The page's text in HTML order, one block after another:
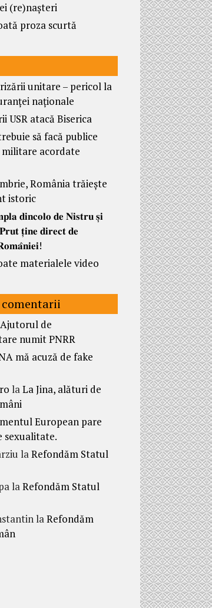
(re)nașteri
proza scurtă
unitare – pericol la
naționale
USR atacă Biserica
să facă publice
acordate
România trăiește
istoric
𝐝𝐢𝐧𝐜𝐨𝐥𝐨 𝐝𝐞 𝐍𝐢𝐬𝐭𝐫𝐮 𝐬̦𝐢
𝐭̦𝐢𝐧𝐞 𝐝𝐢𝐫𝐞𝐜𝐭 𝐝𝐞
materialele video
Ajutorul de
numit PNRR
mă acuză de fake
laLa Jina, alături de
European pare
sexualitate.
laRefondăm Statul
laRefondăm Statul
laRefondăm